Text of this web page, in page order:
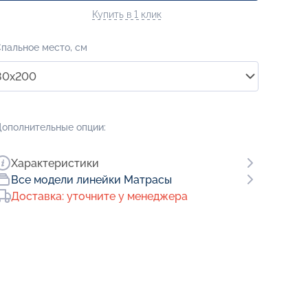
Купить в 1 клик
место, см
опции:
Характеристики
Все модели линейки Матрасы
Доставка: уточните у менеджера